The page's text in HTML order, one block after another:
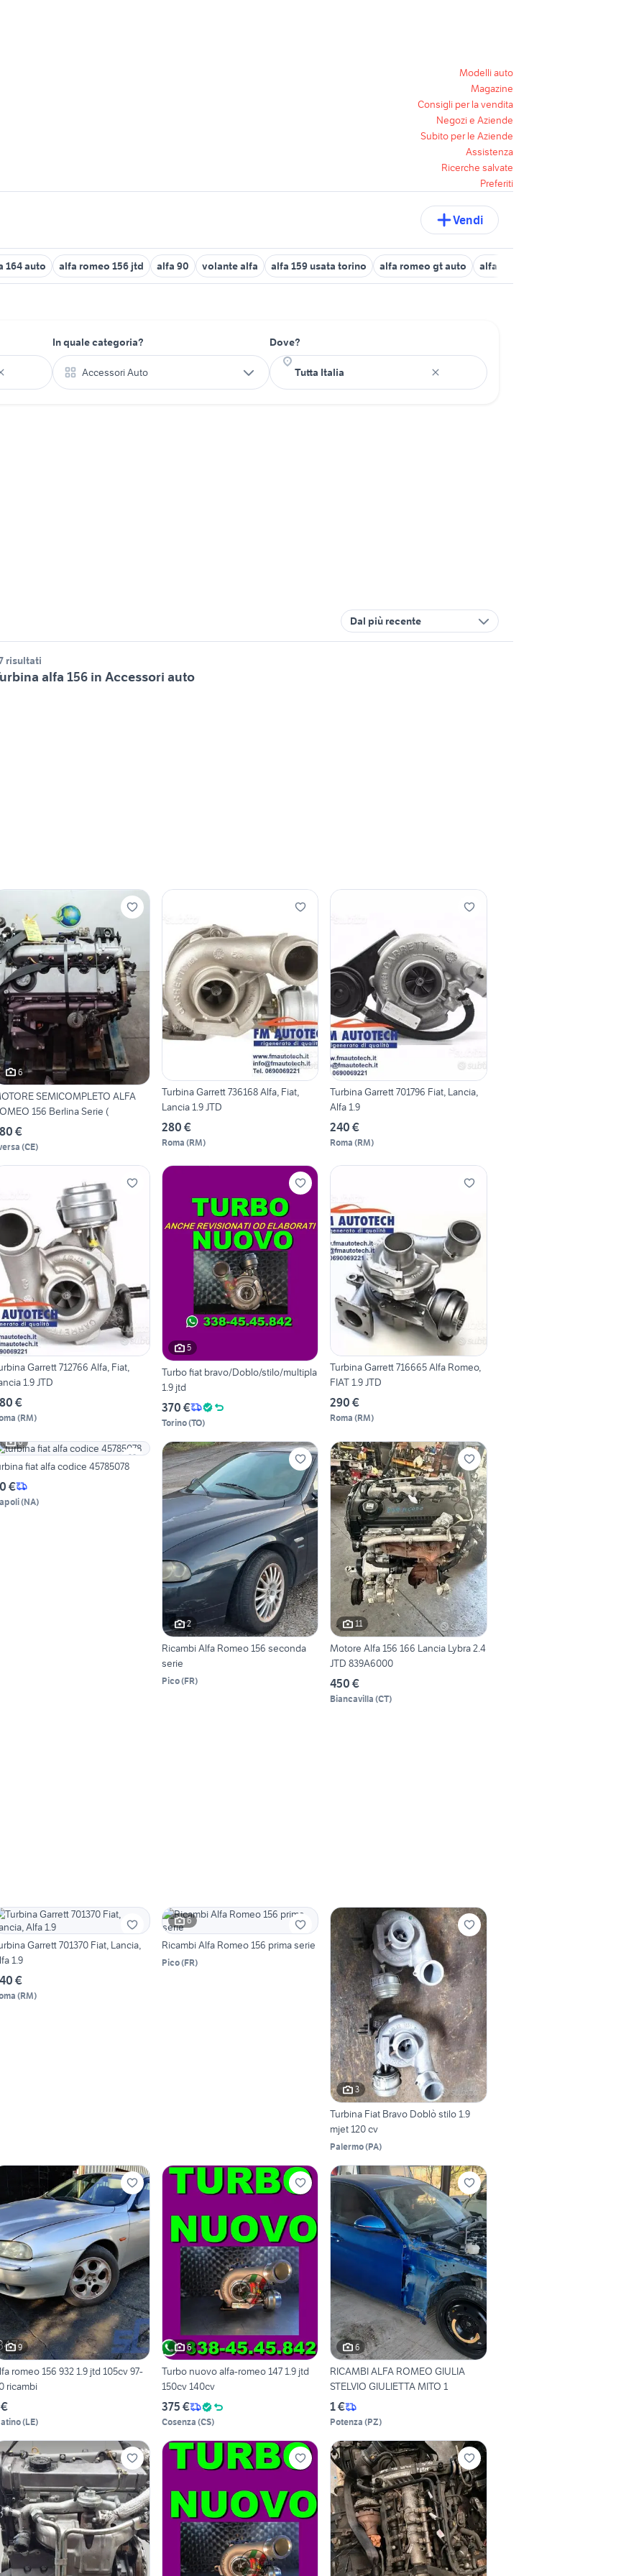
Modelli auto
Magazine
Consigli per la vendita
Negozi e Aziende
Subito per le Aziende
Assistenza
Ricerche salvate
Preferiti
Vendi
164 auto alfa romeo 156 jtd alfa 90 volante alfa alfa 159 usata torino alfa romeo gt auto alfa 75 auto Sicilia
In quale categoria?
Accessori Auto
Dove?
Dal più recente
risultati
alfa 156 in Accessori auto
6
SEMICOMPLETO ALFA
156 Berlina Serie (
€
(CE)
Turbina Garrett 736168 Alfa, Fiat,
Lancia 1.9 JTD
280 €
Roma (RM)
Turbina Garrett 701796 Fiat, Lancia,
Alfa 1.9
240 €
Roma (RM)
Garrett 712766 Alfa, Fiat,
1.9 JTD
€
(RM)
5
Turbo fiat bravo/Doblo/stilo/multipla
1.9 jtd
370 €
Torino(TO)
Turbina Garrett 716665 Alfa Romeo,
FIAT 1.9 JTD
290 €
Roma (RM)
6
fiat alfa codice 45785078
€
(NA)
2
Ricambi Alfa Romeo 156 seconda
serie
Pico(FR)
11
Motore Alfa 156 166 Lancia Lybra 2.4
JTD 839A6000
450 €
Biancavilla (CT)
Garrett 701370 Fiat, Lancia,
1.9
€
(RM)
6
Ricambi Alfa Romeo 156 prima serie
Pico(FR)
3
Turbina Fiat Bravo Doblò stilo 1.9
mjet 120 cv
Palermo(PA)
9
romeo 156 932 1.9 jtd 105cv 97-
ricambi
(LE)
6
Turbo nuovo alfa-romeo 147 1.9 jtd
150cv 140cv
375 €
Cosenza (CS)
6
RICAMBI ALFA ROMEO GIULIA
STELVIO GIULIETTA MITO 1
1 €
Potenza (PZ)